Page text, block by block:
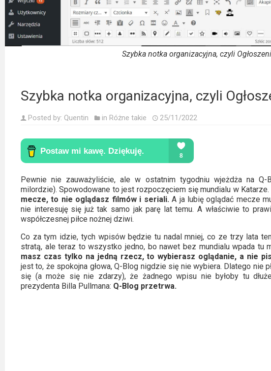
polskie
Komedie
Filmy
na
faktach
Thrillery
Streaming
Amazon
Prime
Video
Apple
TV
+
Szybka notka organizacyjna, czyli
Szybka notka organizacyjna, czyli
Posted by: Quentin in Różne takie 25/11/2022
Pewnie nie zauważyliście, ale w ostatnim tygodniu wjeżdża na Q-
milordzie). Spowodowane to jest rozpoczęciem się mundialu w
mecze, to nie oglądasz filmów i seriali. A ja lubię oglądać mecze
nie interesuję się już tak samo jak parę lat temu. A właściwie to
współczesnej piłce nożnej dziwi.
Co za tym idzie, tych wpisów będzie tu nadal mniej, co ze trzy lata
stratą, ale teraz to wszystko jedno, bo nawet bez mundialu wpada tu
masz czas tylko na jedną rzecz, to wybierasz oglądanie, a nie
jest to, że spokojna głowa, Q-Blog nigdzie się nie wybiera. Dlatego nie
się (a może się nie zdarzy), że żadnego wpisu nie byłoby tu
prezydenta Billa Pullmana: Q-Blog przetrwa.